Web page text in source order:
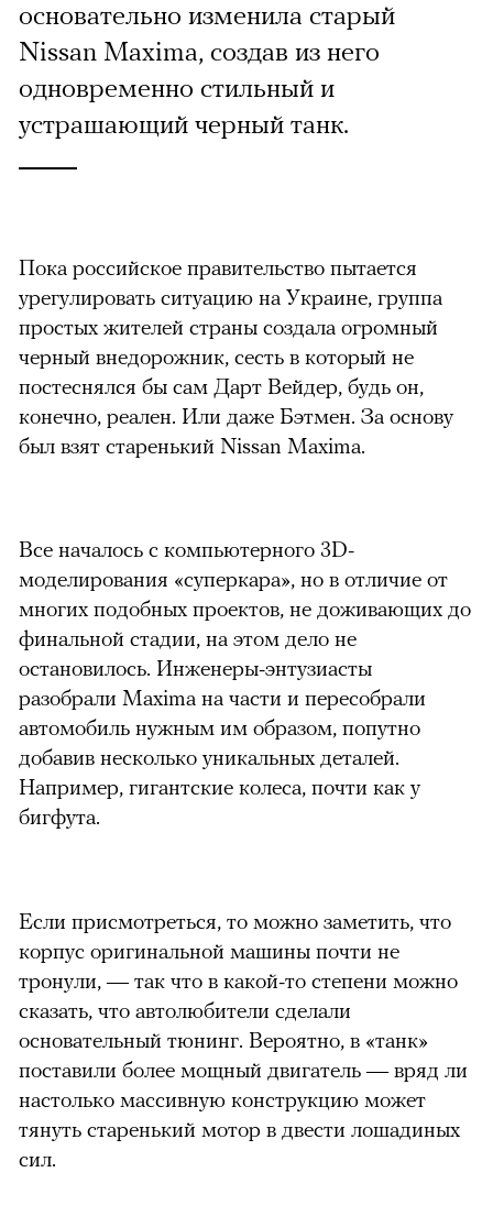
основательно изменила старый
Nissan Maxima, создав из него
одновременно стильный и
устрашающий черный танк.
Пока российское правительство пытается
урегулировать ситуацию на Украине, группа
простых жителей страны создала огромный
черный внедорожник, сесть в который не
постеснялся бы сам Дарт Вейдер, будь он,
конечно, реален. Или даже Бэтмен. За основу
был взят старенький Nissan Maxima.
Все началось с компьютерного 3D-
моделирования «суперкара», но в отличие от
многих подобных проектов, не доживающих до
финальной стадии, на этом дело не
остановилось. Инженеры-энтузиасты
разобрали Maxima на части и пересобрали
автомобиль нужным им образом, попутно
добавив несколько уникальных деталей.
Например, гигантские колеса, почти как у
бигфута.
Если присмотреться, то можно заметить, что
корпус оригинальной машины почти не
тронули, — так что в какой-то степени можно
сказать, что автолюбители сделали
основательный тюнинг. Вероятно, в «танк»
поставили более мощный двигатель — вряд ли
настолько массивную конструкцию может
тянуть старенький мотор в двести лошадиных
сил.